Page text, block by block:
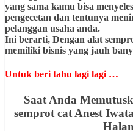
yang sama kamu bisa
pengecetan dan tentunya
pelanggan usaha anda.
Ini berarti, Dengan alat
memiliki bisnis yang jauh
Untuk beri tahu lagi lagi …
Saat Anda
semprot cat Anest